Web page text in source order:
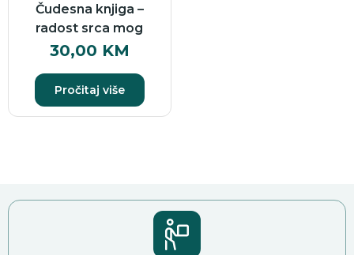
Čudesna knjiga –
radost srca mog
30,00 KM
Pročitaj više